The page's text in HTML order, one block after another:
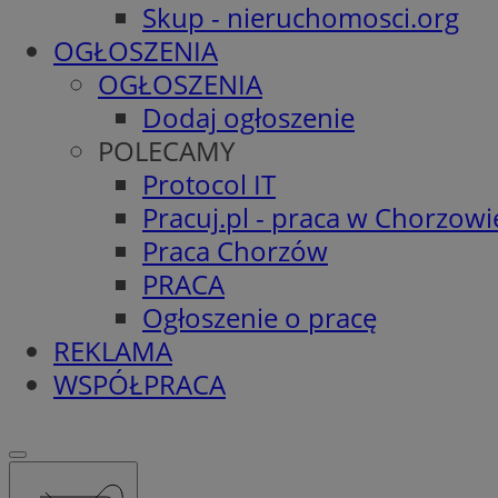
Skup - nieruchomosci.org
OGŁOSZENIA
OGŁOSZENIA
Dodaj ogłoszenie
POLECAMY
Protocol IT
Pracuj.pl - praca w
Praca Chorzów
PRACA
Ogłoszenie o pracę
REKLAMA
WSPÓŁPRACA